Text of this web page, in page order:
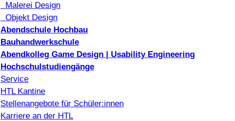
Malerei Design
Objekt Design
Abendschule Hochbau
Bauhandwerkschule
Abendkolleg Game Design | Usability Engineering
Hochschulstudiengänge
Service
HTL Kantine
Stellenangebote für Schüler:innen
Karriere an der HTL